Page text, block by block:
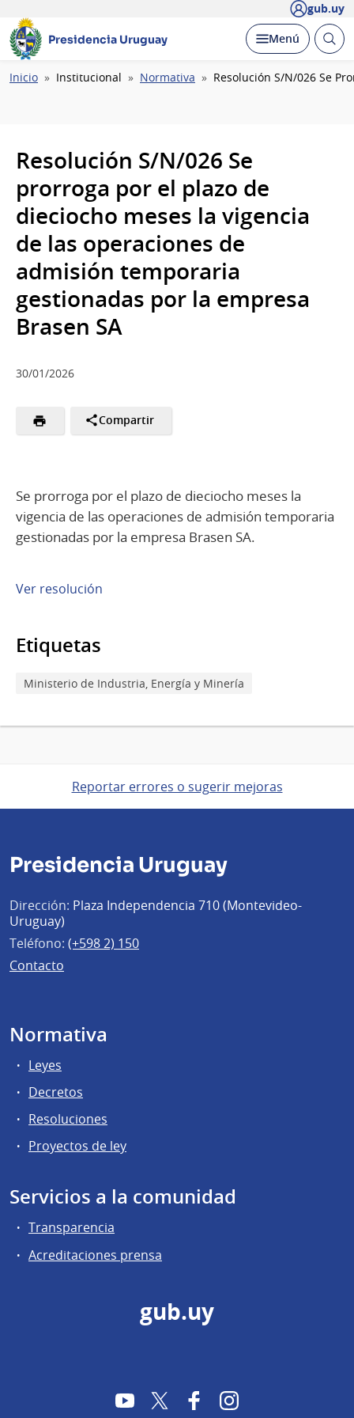
gub.uy
Presidencia Uruguay Desplegar
Menú Abrir
Ruta
Inicio Institucional Normativa Resolución S/N/026 Se
Resolución S/N/026 Se
prorroga por el plazo de
dieciocho meses la vigencia
de las operaciones de
admisión temporaria
gestionadas por la empresa
Brasen SA
30/01/2026
Compartir
Se prorroga por el plazo de dieciocho meses la
vigencia de las operaciones de admisión temporaria
gestionadas por la empresa Brasen SA.
Ver resolución
Etiquetas
Ministerio de Industria, Energía y Minería
Reportar errores o sugerir mejoras
Presidencia Uruguay
Dirección: Plaza Independencia 710 (Montevideo-
Uruguay)
Teléfono: (+598 2) 150
Contacto
Normativa
Leyes
Decretos
Resoluciones
Proyectos de ley
Servicios a la comunidad
Transparencia
Acreditaciones prensa
gub.uy
YouTubeTwitter FacebookInstagram